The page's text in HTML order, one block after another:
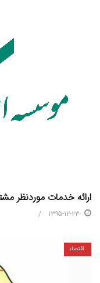
ارائه خدمات موردنظر
1395-12-23
اقتصاد